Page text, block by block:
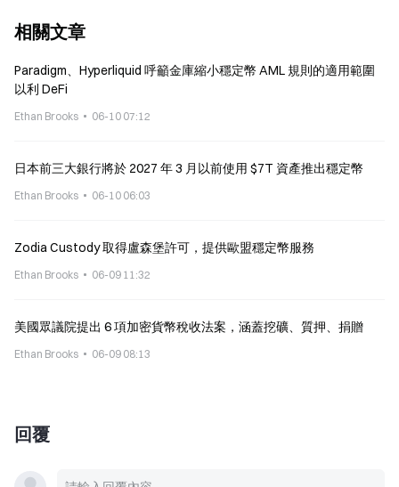
相關文章
Paradigm、Hyperliquid 呼籲金庫縮小穩定幣 AML 規則的適用範圍
以利 DeFi
Ethan Brooks 06-10 07:12
日本前三大銀行將於 2027 年 3 月以前使用 $7T 資產推出穩定幣
Ethan Brooks 06-10 06:03
Zodia Custody 取得盧森堡許可，提供歐盟穩定幣服務
Ethan Brooks 06-09 11:32
美國眾議院提出 6 項加密貨幣稅收法案，涵蓋挖礦、質押、捐贈
Ethan Brooks 06-09 08:13
回覆